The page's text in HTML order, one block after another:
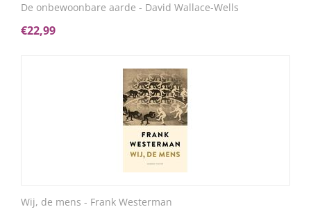
De onbewoonbare aarde - David Wallace-Wells
€22,99
Wij, de mens - Frank Westerman